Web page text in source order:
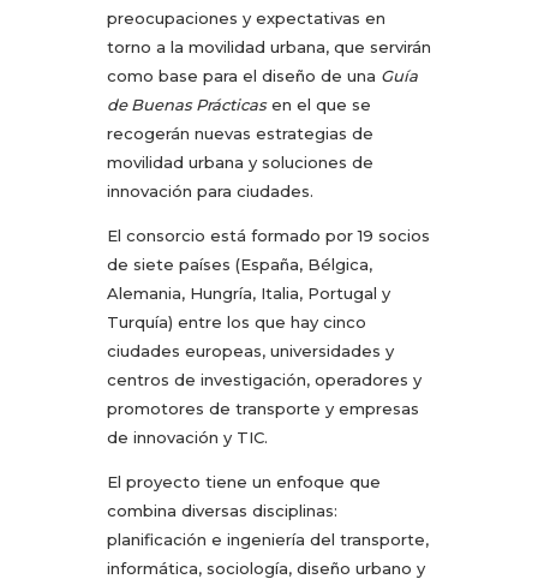
preocupaciones y expectativas en
torno a la movilidad urbana, que servirán
como base para el diseño de una Guía
de Buenas Prácticasen el que se
recogerán nuevas estrategias de
movilidad urbana y soluciones de
innovación para ciudades.
El consorcio está formado por 19 socios
de siete países (España, Bélgica,
Alemania, Hungría, Italia, Portugal y
Turquía) entre los que hay cinco
ciudades europeas, universidades y
centros de investigación, operadores y
promotores de transporte y empresas
de innovación y TIC.
El proyecto tiene un enfoque que
combina diversas disciplinas:
planificación e ingeniería del transporte,
informática, sociología, diseño urbano y